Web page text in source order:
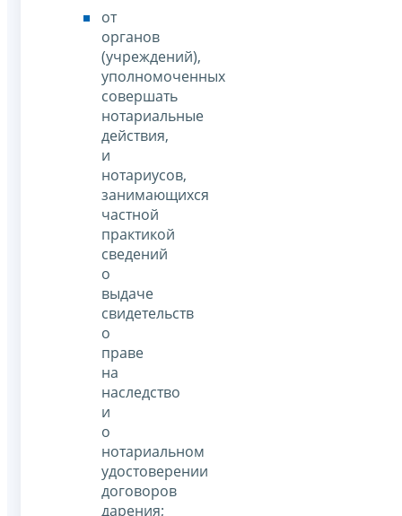
от
органов
(учреждений),
уполномоченных
совершать
нотариальные
действия,
и
нотариусов,
занимающихся
частной
практикой
сведений
о
выдаче
свидетельств
о
праве
на
наследство
и
о
нотариальном
удостоверении
договоров
дарения;